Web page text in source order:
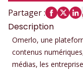
Partager:
Description
Omerlo, une
contenus
médias, les